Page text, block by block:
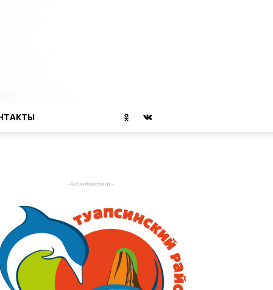
- Advertisement -